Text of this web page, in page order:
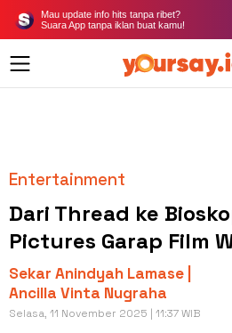
Mau update info hits tanpa ribet?
Suara App tanpa iklan buat kamu!
Entertainment
Dari Thread ke
Pictures Garap Film
Sekar Anindyah Lamase |
Ancilla Vinta Nugraha
Selasa, 11 November 2025 | 11:37 WIB